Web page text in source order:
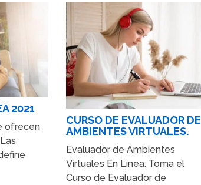
2021
ofrecen
CURSO DE EVALUADOR DE
AMBIENTES VIRTUALES.
Evaluador de Ambientes
Virtuales En Línea. Toma el
Curso de Evaluador de